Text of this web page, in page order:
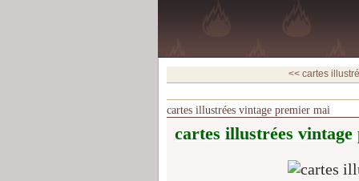
<< cartes
cartes illustrées vintage premier mai
cartes illustrées